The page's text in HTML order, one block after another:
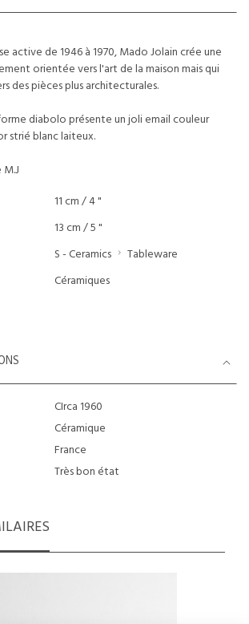
active de 1946 à 1970, Mado Jolain crée une
orientée vers l'art de la maison mais qui
des pièces plus architecturales.
diabolo présente un joli email couleur
strié blanc laiteux.
11 cm / 4 "
13 cm / 5 "
S - Ceramics
Tableware
Céramiques
CIrca 1960
Céramique
France
Très bon état